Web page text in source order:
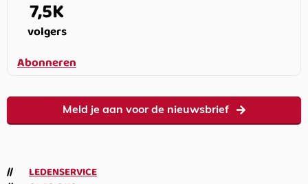
7,5K
volgers
Abonneren
Meld je aan voor de nieuwsbrief
LEDENSERVICE